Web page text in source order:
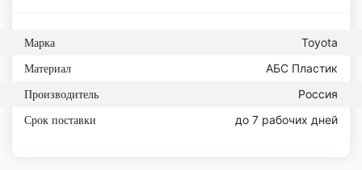
Марка Toyota
Материал АБС Пластик
Производитель Россия
Срок поставки до 7 рабочих дней